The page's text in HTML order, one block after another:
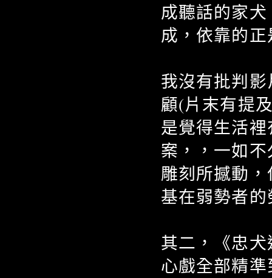
成聽話的家
成，依靠的
我沒有批判
顧(片末有提
是覺得生活
案，，一如
雕刻所撼動
基在弱勢者
其二，《忠
心戲全部精